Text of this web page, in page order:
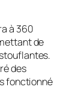
à 360
de
des
fonctionné